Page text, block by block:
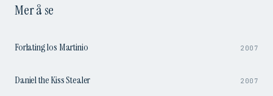
Mer å se
Forlating los Martinio 2007
1:27
Daniel the Kiss Stealer 2007
1:49